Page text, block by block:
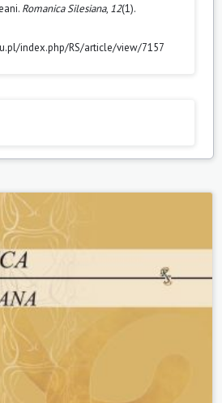
Romanica Silesiana, 12(1).
index.php/RS/article/view/7157